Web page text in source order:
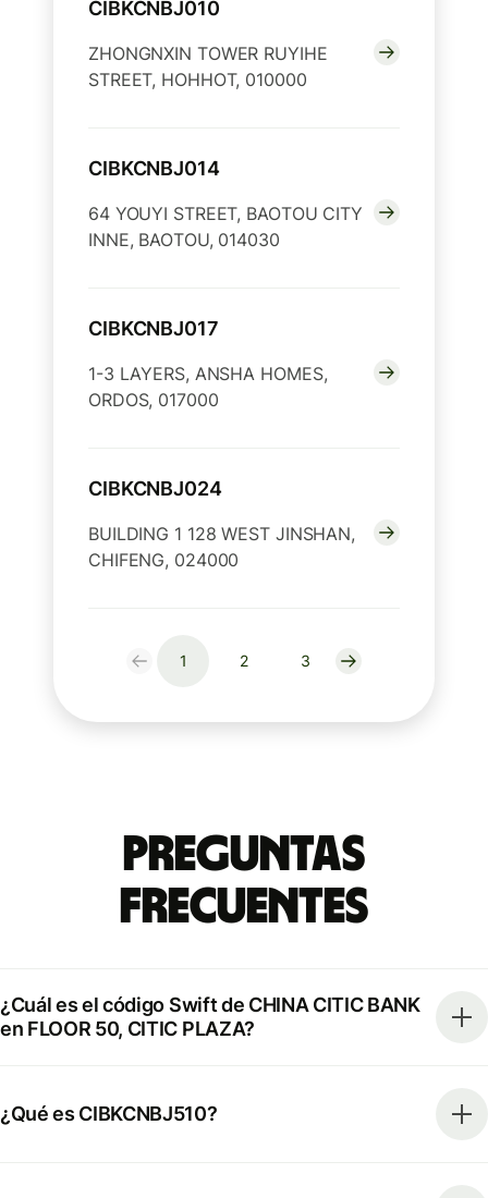
CIBKCNBJ010
ZHONGNXIN TOWER RUYIHE
STREET, HOHHOT, 010000
CIBKCNBJ014
64 YOUYI STREET, BAOTOU CITY
INNE, BAOTOU, 014030
CIBKCNBJ017
1-3 LAYERS, ANSHA HOMES,
ORDOS, 017000
CIBKCNBJ024
BUILDING 1 128 WEST JINSHAN,
CHIFENG, 024000
1 2 3
Preguntas
Frecuentes
¿Cuál es el código Swift de CHINA CITIC BANK
en FLOOR 50, CITIC PLAZA?
¿Qué es CIBKCNBJ510?